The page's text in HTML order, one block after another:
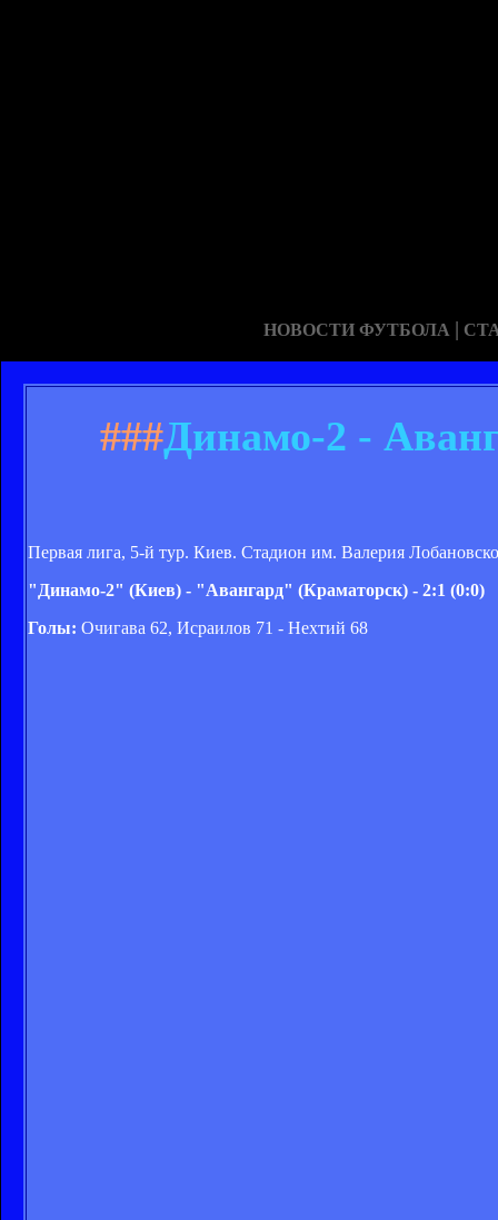
НОВОСТИ ФУТБОЛА |
###Динамо-2 -
Первая лига, 5-й тур. Киев. Стадион им. Валерия
"Динамо-2" (Киев) - "Авангард" (Краматорск) - 2:1 (0:0)
Голы: Очигава 62, Исраилов 71 - Нехтий 68